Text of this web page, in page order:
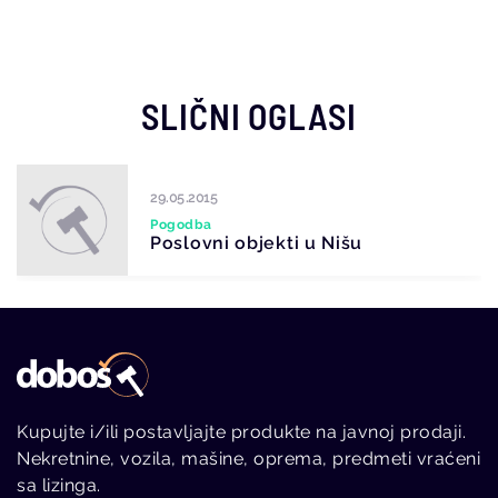
SLIČNI OGLASI
29.05.2015
Pogodba
Poslovni objekti u Nišu
Kupujte i/ili postavljajte produkte na javnoj prodaji.
Nekretnine, vozila, mašine, oprema, predmeti vraćeni
sa lizinga.